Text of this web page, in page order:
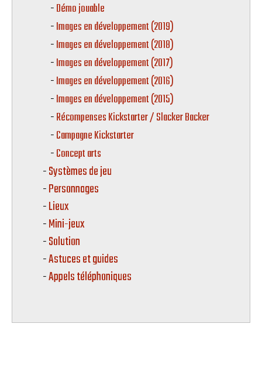
Démo jouable
Images en développement (2019)
Images en développement (2018)
Images en développement (2017)
Images en développement (2016)
Images en développement (2015)
Récompenses Kickstarter / Slacker Backer
Campagne Kickstarter
Concept arts
Systèmes de jeu
Personnages
Lieux
Mini-jeux
Solution
Astuces et guides
Appels téléphoniques